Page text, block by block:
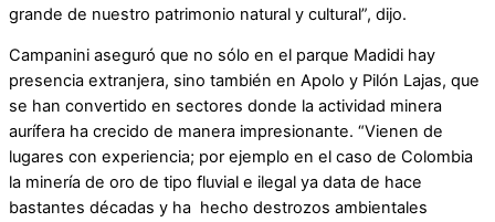
grande de nuestro patrimonio natural y cultural”, dijo.
Campanini aseguró que no sólo en el parque Madidi hay
presencia extranjera, sino también en Apolo y Pilón Lajas, que
se han convertido en sectores donde la actividad minera
aurífera ha crecido de manera impresionante. “Vienen de
lugares con experiencia; por ejemplo en el caso de Colombia
la minería de oro de tipo fluvial e ilegal ya data de hace
bastantes décadas y ha hecho destrozos ambientales